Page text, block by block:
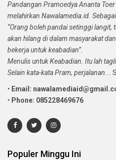
Pandangan Pramoedya Ananta
melahirkan Nawalamedia.id.
“Orang boleh pandai setinggi langit,
akan hilang di dalam masyarakat
bekerja untuk keabadian”.
Menulis untuk Keabadian. Itu lah
Selain kata-kata Pram, perjalanan...
• Email:
• Phone: 085228469676
Populer Minggu Ini